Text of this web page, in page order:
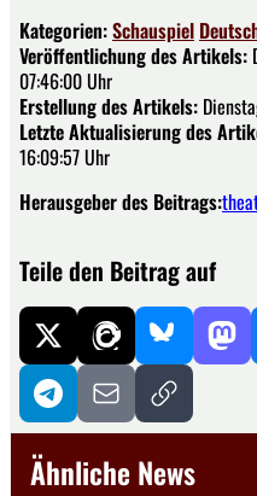
Kategorien:Schauspiel
Veröffentlichung des Artikels:
07:46:00 Uhr
Erstellung des Artikels:
Letzte Aktualisierung des
16:09:57 Uhr
Herausgeber des Beitrags:
Teile den Beitrag auf
Ähnliche News